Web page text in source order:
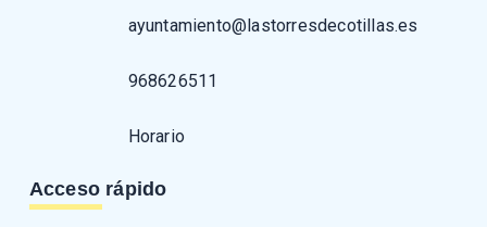
ayuntamiento@lastorresdecotillas.es
968626511
Horario
Acceso rápido